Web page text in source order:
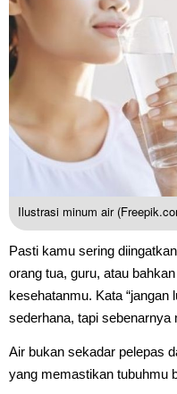
Ilustrasi minum air
Pasti kamu sering
orang tua, guru, atau
kesehatanmu. Kata “jangan
sederhana, tapi sebenarnya
Air bukan sekadar pelepas
yang memastikan tubuhmu